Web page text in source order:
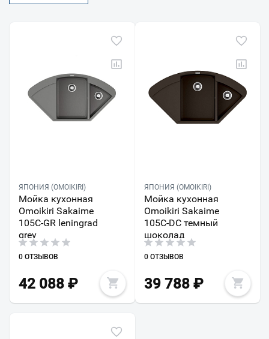
ЯПОНИЯ (OMOIKIRI)
Мойка кухонная
Omoikiri Sakaime
105C-GR leningrad
grey
0 ОТЗЫВОВ
42 088 ₽
ЯПОНИЯ (OMOIKIRI)
Мойка кухонная
Omoikiri Sakaime
105C-DC темный
шоколад
0 ОТЗЫВОВ
39 788₽